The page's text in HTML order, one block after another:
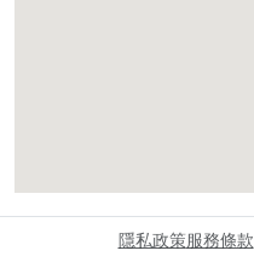
隱私政策服務條款